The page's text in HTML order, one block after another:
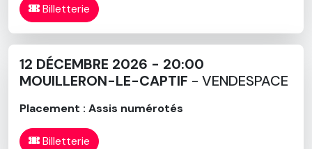
Billetterie
12 DÉCEMBRE 2026 - 20:00
MOUILLERON-LE-CAPTIF - VENDESPACE
Placement : Assis numérotés
Billetterie